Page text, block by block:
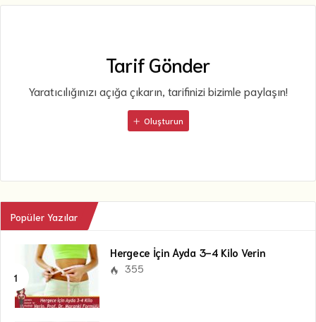
Tarif Gönder
Yaratıcılığınızı açığa çıkarın, tarifinizi bizimle paylaşın!
Oluşturun
Popüler Yazılar
Hergece İçin Ayda 3-4 Kilo Verin
355